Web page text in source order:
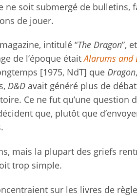
soit submergé de bulletins,
de jouer.
intitulé “The Dragon”,
de l’époque étaitAlarums and
[1975, NdT] que Dragon
D&D avait généré plus de
Ce ne fut qu’une question
que, plutôt que
mais la plupart des griefs
trop simple.
sur les livres de